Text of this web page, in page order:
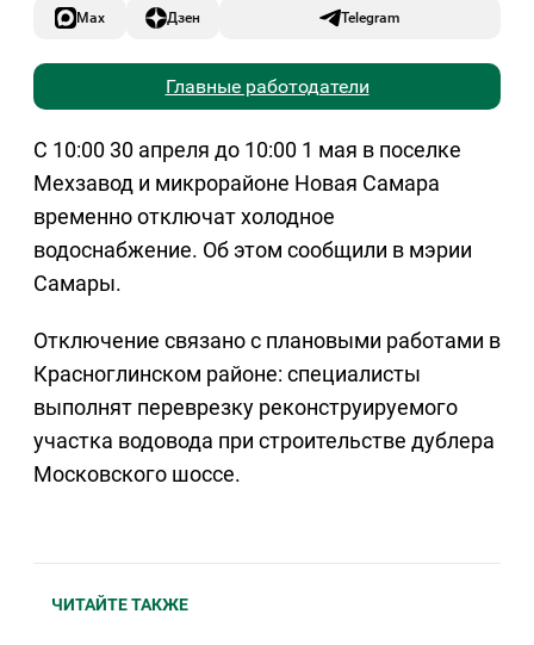
Max Дзен Telegram
Главные работодатели
С 10:00 30 апреля до 10:00 1 мая в поселке
Мехзавод и микрорайоне Новая Самара
временно отключат холодное
водоснабжение. Об этом сообщили в мэрии
Самары.
Отключение связано с плановыми работами в
Красноглинском районе: специалисты
выполнят переврезку реконструируемого
участка водовода при строительстве дублера
Московского шоссе.
ЧИТАЙТЕ ТАКЖЕ